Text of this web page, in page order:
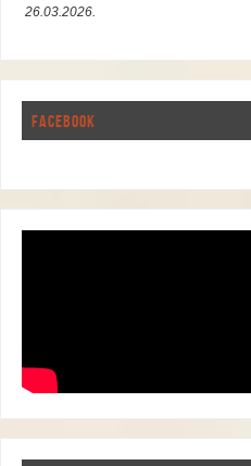
26.03.2026.
FACEBOOK